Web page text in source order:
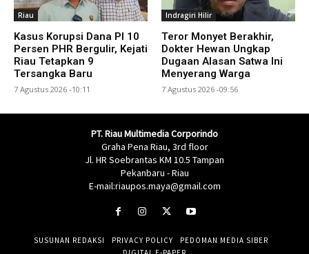
Riau
Kasus Korupsi Dana PI 10
Persen PHR Bergulir, Kejati
Riau Tetapkan 9
Tersangka Baru
7 Agustus 2026 -10:11
Indragiri Hilir
Teror Monyet Berakhir,
Dokter Hewan Ungkap
Dugaan Alasan Satwa Ini
Menyerang Warga
7 Agustus 2026 -09:56
PT. Riau Multimedia Corporindo
Graha Pena Riau, 3rd floor
Jl. HR Soebrantas KM 10.5 Tampan
Pekanbaru - Riau
E-mail:riaupos.maya@gmail.com
SUSUNAN REDAKSI PRIVACY POLICY
PEDOMAN MEDIA SIBER